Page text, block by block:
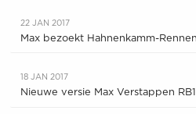
22 JAN 2017
Max bezoekt Hahnenkamm-
18 JAN 2017
Nieuwe versie Max Verstappen